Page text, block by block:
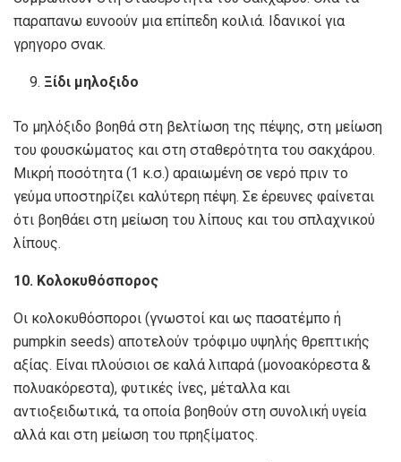
παραπανω ευνοούν μια επίπεδη κοιλιά. Ιδανικοί για
γρηγορο σνακ.
Ξίδι μηλοξιδο
Το μηλόξιδο βοηθά στη βελτίωση της πέψης, στη μείωση
του φουσκώματος και στη σταθερότητα του σακχάρου.
Μικρή ποσότητα (1 κ.σ.) αραιωμένη σε νερό πριν το
γεύμα υποστηρίζει καλύτερη πέψη. Σε έρευνες φαίνεται
ότι βοηθάει στη μείωση του λίπους και του σπλαχνικού
λίπους.
10. Κολοκυθόσπορος
Οι κολοκυθόσποροι (γνωστοί και ως πασατέμπο ή
pumpkin seeds) αποτελούν τρόφιμο υψηλής θρεπτικής
αξίας. Είναι πλούσιοι σε καλά λιπαρά (μονοακόρεστα &
πολυακόρεστα), φυτικές ίνες, μέταλλα και
αντιοξειδωτικά, τα οποία βοηθούν στη συνολική υγεία
αλλά και στη μείωση του πρηξίματος.